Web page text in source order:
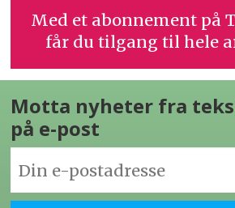
Med et abonnement på
får du tilgang til hele
Motta nyheter fra
på e-post